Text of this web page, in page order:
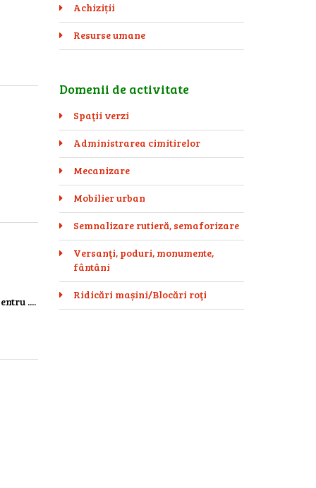
....
Achiziții
Resurse umane
Domenii de activitate
Spaţii verzi
Administrarea cimitirelor
Mecanizare
Mobilier urban
Semnalizare rutieră, semaforizare
Versanţi, poduri, monumente,
fântâni
Ridicări mașini/Blocări roţi